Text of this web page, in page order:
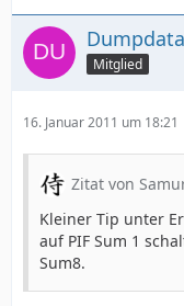
Dumpdata
Mitglied
16. Januar 2011 um 18:21
Zitat von
Kleiner Tip unter
auf PIF Sum 1
Sum8.